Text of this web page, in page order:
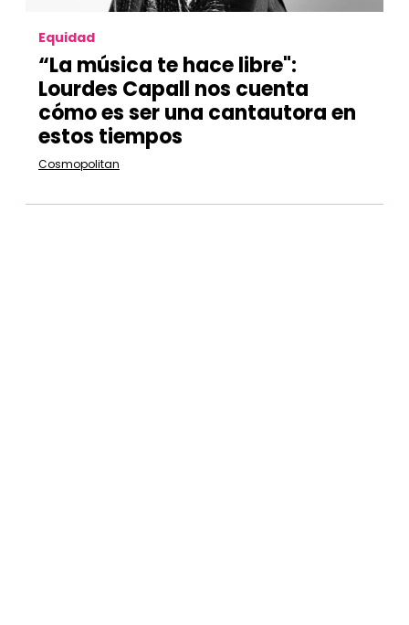
Equidad
“La música te hace libre":
Lourdes Capall nos cuenta
cómo es ser una cantautora en
estos tiempos
Cosmopolitan